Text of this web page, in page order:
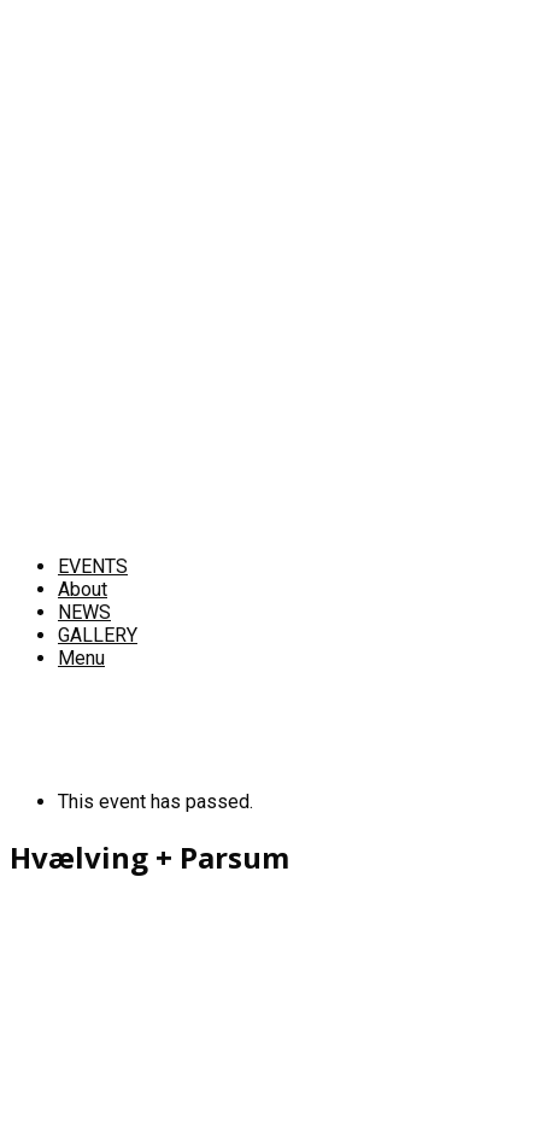
EVENTS
About
NEWS
GALLERY
Menu
This event has passed.
Hvælving + Parsum